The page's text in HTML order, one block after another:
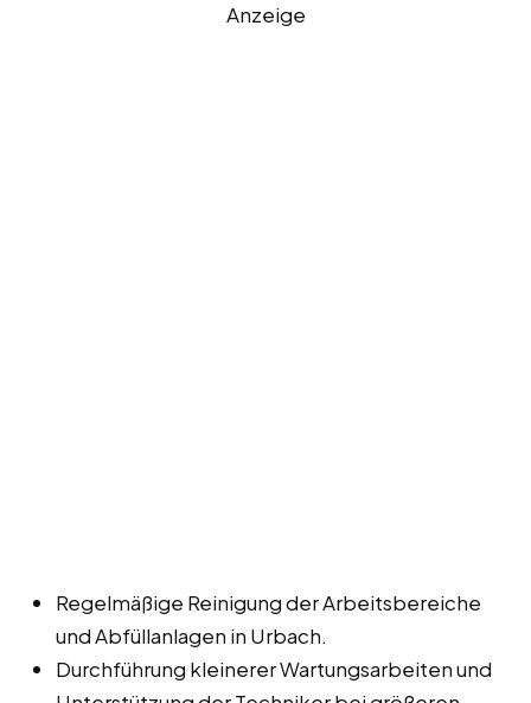
Anzeige
Regelmäßige Reinigung der Arbeitsbereiche
und Abfüllanlagen in Urbach.
Durchführung kleinerer Wartungsarbeiten und